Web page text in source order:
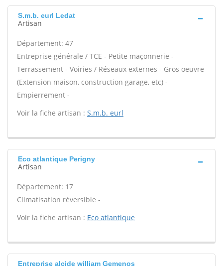
S.m.b. eurl Ledat
Artisan
Département: 47
Entreprise générale / TCE - Petite maçonnerie -
Terrassement - Voiries / Réseaux externes - Gros oeuvre
(Extension maison, construction garage, etc) -
Empierrement -
Voir la fiche artisan : S.m.b. eurl
Eco atlantique Perigny
Artisan
Département: 17
Climatisation réversible -
Voir la fiche artisan : Eco atlantique
Entreprise alcide william Gemenos